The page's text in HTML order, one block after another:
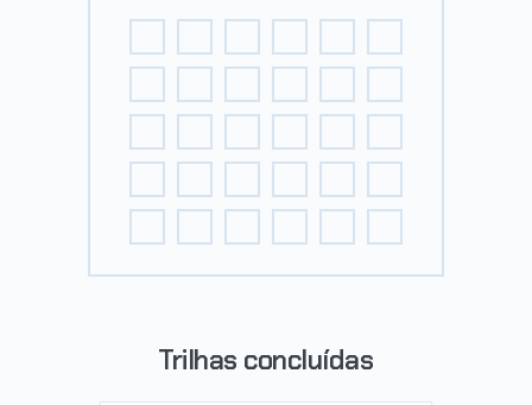
Trilhas concluídas